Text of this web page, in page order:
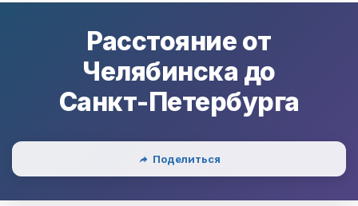
Расстояние от
Челябинска до
Санкт-Петербурга
Поделиться